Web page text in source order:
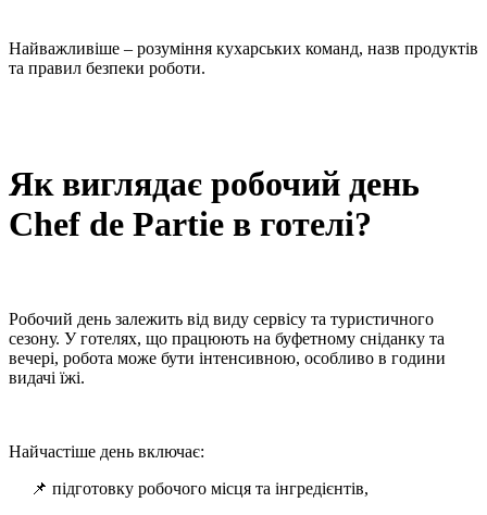
Найважливіше – розуміння кухарських команд, назв продуктів
та правил безпеки роботи.
Як виглядає робочий день
Chef de Partie в готелі?
Робочий день залежить від виду сервісу та туристичного
сезону. У готелях, що працюють на буфетному сніданку та
вечері, робота може бути інтенсивною, особливо в години
видачі їжі.
Найчастіше день включає:
📌 підготовку робочого місця та інгредієнтів,